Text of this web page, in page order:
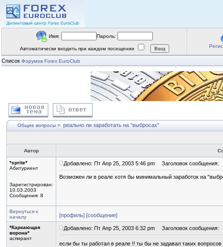
Имя: Пароль:
Автоматически входить при каждом посещении
Список Форумов Forex EuroClub
Общие вопросы > реально ли заработать на "выбросах"
Автор
*sprite*
Абитуриент
Зарегистрирован:
10.03.2003
Сообщения: 8
Добавлено: Пт Апр 25, 2003 5:46 pm Заголовок сообщения:
Возможен ли в реале хотя бы минимальный заработок на
Вернуться к
началу
[профиль] [сообщение]
*Каркающая
ворона*
аспирант
Добавлено: Пт Апр 25, 2003 6:32 pm Заголовок сообщения:
если бы ты работал в реале !! ты бы не задавал таких